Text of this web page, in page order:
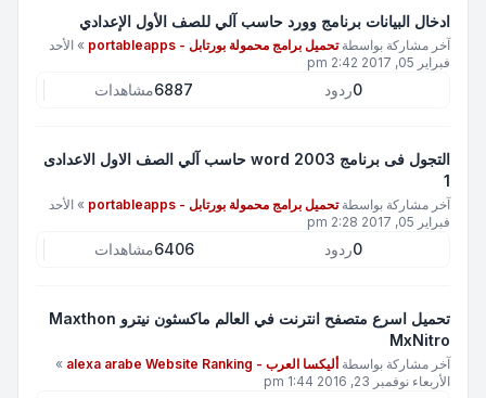
ادخال البيانات برنامج وورد حاسب آلي للصف الأول الإعدادي
آخر مشاركة بواسطةتحميل برامج محمولة بورتابل - portableapps » الأحد
فبراير 05, 2017 2:42 pm
0ردود 6887مشاهدات
التجول فى برنامج word 2003 حاسب آلي الصف الاول الاعدادى
1
آخر مشاركة بواسطةتحميل برامج محمولة بورتابل - portableapps » الأحد
فبراير 05, 2017 2:28 pm
0ردود 6406مشاهدات
تحميل اسرع متصفح انترنت في العالم ماكسثون نيترو Maxthon
MxNitro
آخر مشاركة بواسطةأليكسا العرب - alexa arabe Website Ranking
»
الأربعاء نوفمبر 23, 2016 1:44 pm